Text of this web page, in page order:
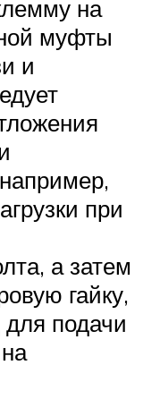
на
муфты
и
при
а затем
гайку,
подачи